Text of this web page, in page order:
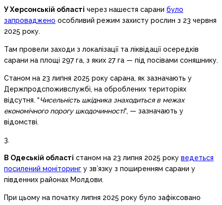
У Херсонській області через нашестя сарани було
запроваджено особливий режим захисту рослин з 23 червня
2025 року.
Там провели заходи з локалізації та ліквідації осередків
сарани на площі 297 га, з яких 27 га — під посівами соняшнику.
Станом на 23 липня 2025 року сарана, як зазначають у
Держпродспоживслужбі, на оброблених територіях
відсутня. “Чисельність шкідника знаходиться в межах
економічного порогу шкодочинності“, — зазначають у
відомстві.
3.
В Одеській області станом на 23 липня 2025 року ведеться
посилений моніторинг у зв’язку з поширенням сарани у
південних районах Молдови.
При цьому на початку липня 2025 року було зафіксовано